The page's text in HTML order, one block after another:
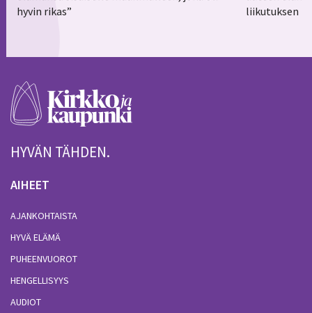
hyvin rikas”
liikutuksen
HYVÄN TÄHDEN.
AIHEET
AJANKOHTAISTA
HYVÄ ELÄMÄ
PUHEENVUOROT
HENGELLISYYS
AUDIOT